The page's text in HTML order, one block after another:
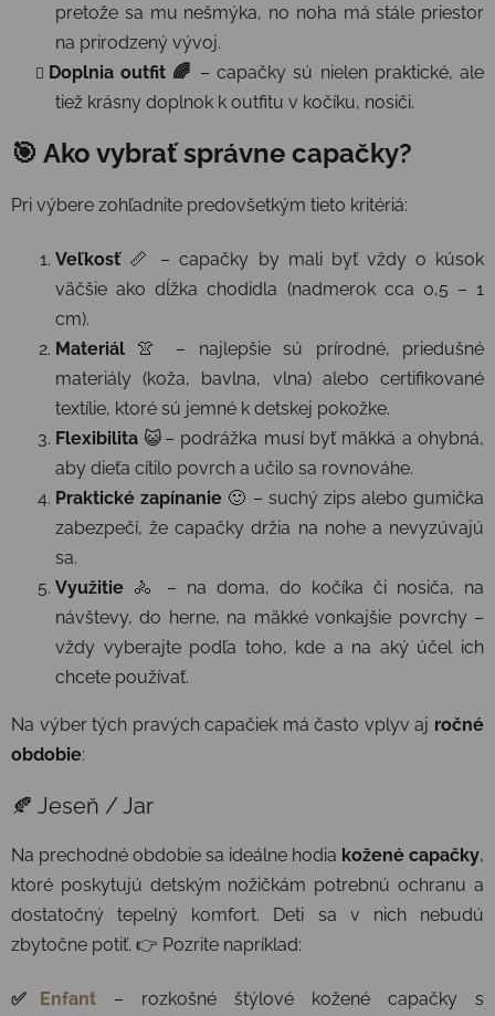
pretože sa mu nešmýka, no noha má stále priestor
na prirodzený vývoj.
Doplnia outfit 🌈 – capačky sú nielen praktické, ale
tiež krásny doplnok k outfitu v kočíku, nosiči.
🎯 Ako vybrať správne capačky?
Pri výbere zohľadnite predovšetkým tieto kritériá:
Veľkosť📏 – capačky by mali byť vždy o kúsok
väčšie ako dĺžka chodidla (nadmerok cca 0,5 – 1
cm).
Materiál 👚 – najlepšie sú prírodné, priedušné
materiály (koža, bavlna, vlna) alebo certifikované
textílie, ktoré sú jemné k detskej pokožke.
Flexibilita 😺– podrážka musí byť mäkká a ohybná,
aby dieťa cítilo povrch a učilo sa rovnováhe.
Praktické zapínanie 🙂 – suchý zips alebo gumička
zabezpečí, že capačky držia na nohe a nevyzúvajú
sa.
Využitie 🚴 – na doma, do kočíka či nosiča, na
návštevy, do herne, na mäkké vonkajšie povrchy –
vždy vyberajte podľa toho, kde a na aký účel ich
chcete používať.
Na výber tých pravých capačiek má často vplyv aj ročné
obdobie:
🍂 Jeseň / Jar
Na prechodné obdobie sa ideálne hodia kožené capačky,
ktoré poskytujú detským nožičkám potrebnú ochranu a
dostatočný tepelný komfort. Deti sa v nich nebudú
zbytočne potiť. 👉 Pozrite napríklad:
✅ Enfant – rozkošné štýlové kožené capačky s